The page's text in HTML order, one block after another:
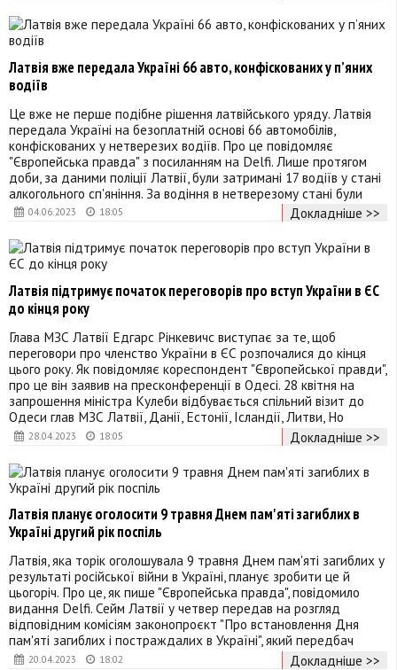
04.06.2023 18:05
Латвія вже передала Україні 66 авто, конфіскованих у п’яних
водіїв
Це вже не перше подібне рішення латвійського уряду. Латвія
передала Україні на безоплатній основі 66 автомобілів,
конфіскованих у нетверезих водіїв. Про це повідомляє
"Європейська правда" з посиланням на Delfi. Лише протягом
доби, за даними поліції Латвії, були затримані 17 водіїв у стані
алкогольного сп'яніння. За водіння в нетверезому стані були
Докладніше >>
28.04.2023 18:05
Латвія підтримує початок переговорів про вступ України в ЄС
до кінця року
Глава МЗС Латвії Едгарс Рінкевичс виступає за те, щоб
переговори про членство України в ЄС розпочалися до кінця
цього року. Як повідомляє кореспондент "Європейської правди",
про це він заявив на пресконференції в Одесі. 28 квітня на
запрошення міністра Кулеби відбувається спільний візит до
Одеси глав МЗС Латвії, Данії, Естонії, Ісландії, Литви, Но
Докладніше >>
20.04.2023 18:02
Латвія планує оголосити 9 травня Днем пам'яті загиблих в
Україні другий рік поспіль
Латвія, яка торік оголошувала 9 травня Днем пам'яті загиблих у
результаті російської війни в Україні, планує зробити це й
цьогоріч. Про це, як пише "Європейська правда", повідомило
видання Delfi. Сейм Латвії у четвер передав на розгляд
відповідним комісіям законопроєкт "Про встановлення Дня
пам'яті загиблих і постраждалих в Україні", який передбач
Докладніше >>